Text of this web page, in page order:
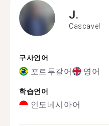
J.
Cascavel
구사언어
포르투갈어 영어
학습언어
인도네시아어